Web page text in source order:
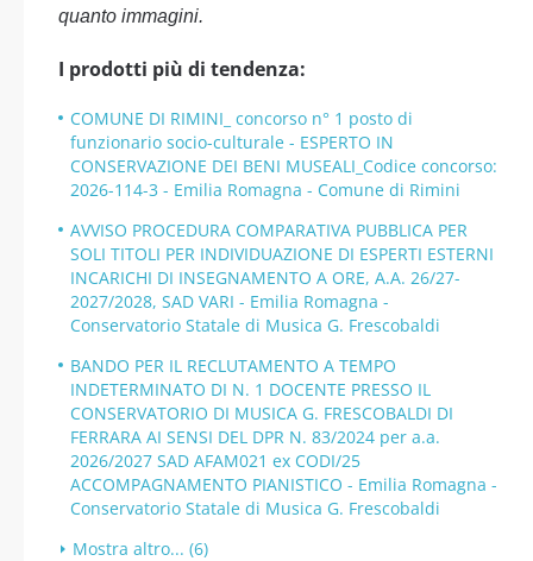
quanto immagini.
I prodotti più di tendenza:
COMUNE DI RIMINI_ concorso n° 1 posto di
funzionario socio-culturale - ESPERTO IN
CONSERVAZIONE DEI BENI MUSEALI_Codice concorso:
2026-114-3 - Emilia Romagna - Comune di Rimini
AVVISO PROCEDURA COMPARATIVA PUBBLICA PER
SOLI TITOLI PER INDIVIDUAZIONE DI ESPERTI ESTERNI
INCARICHI DI INSEGNAMENTO A ORE, A.A. 26/27-
2027/2028, SAD VARI - Emilia Romagna -
Conservatorio Statale di Musica G. Frescobaldi
BANDO PER IL RECLUTAMENTO A TEMPO
INDETERMINATO DI N. 1 DOCENTE PRESSO IL
CONSERVATORIO DI MUSICA G. FRESCOBALDI DI
FERRARA AI SENSI DEL DPR N. 83/2024 per a.a.
2026/2027 SAD AFAM021 ex CODI/25
ACCOMPAGNAMENTO PIANISTICO - Emilia Romagna -
Conservatorio Statale di Musica G. Frescobaldi
Mostra altro... (6)